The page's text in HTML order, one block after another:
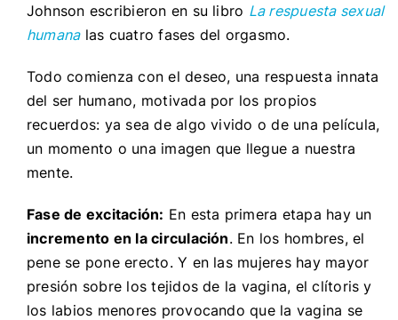
Johnson escribieron en su libro La respuesta sexual
humanalas cuatro fases del orgasmo.
Todo comienza con el deseo, una respuesta innata
del ser humano, motivada por los propios
recuerdos: ya sea de algo vivido o de una película,
un momento o una imagen que llegue a nuestra
mente.
Fase de excitación: En esta primera etapa hay un
incremento en la circulación. En los hombres, el
pene se pone erecto. Y en las mujeres hay mayor
presión sobre los tejidos de la vagina, el clítoris y
los labios menores provocando que la vagina se